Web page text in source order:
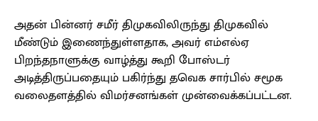
அதன் பின்னர் சமீர் திமுகவிலிருந்து திமுகவில்
மீண்டும் இணைந்துள்ளதாக, அவர் எம்எல்ஏ
பிறந்தநாளுக்கு வாழ்த்து கூறி போஸ்டர்
அடித்திருப்பதையும் பகிர்ந்து தவெக சார்பில் சமூக
வலைதளத்தில் விமர்சனங்கள் முன்வைக்கப்பட்டன.